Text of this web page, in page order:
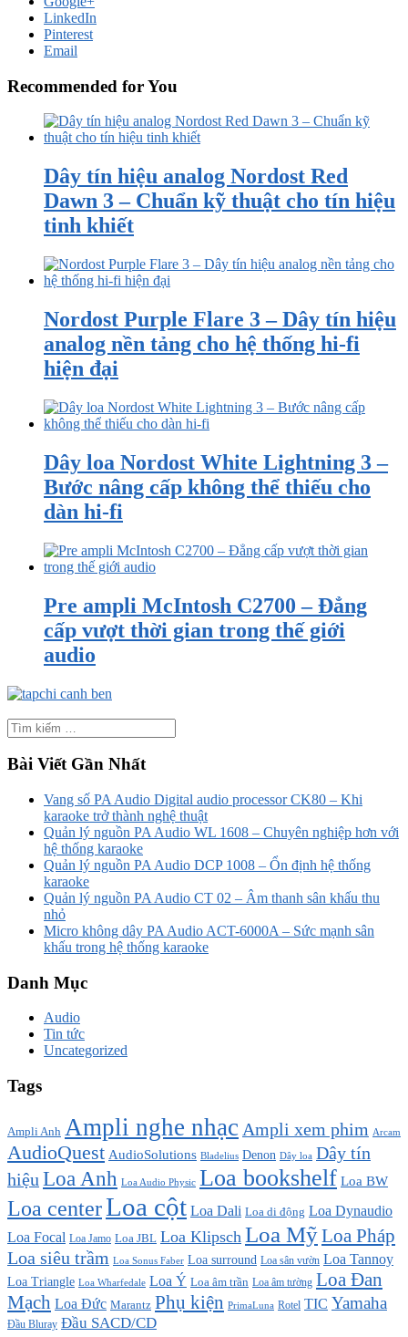
LinkedIn
Pinterest
Email
Recommended for You
Dây tín hiệu analog Nordost Red
Dawn 3 – Chuẩn kỹ thuật cho tín hiệu
tinh khiết
Nordost Purple Flare 3 – Dây tín hiệu
analog nền tảng cho hệ thống hi-fi
hiện đại
Dây loa Nordost White Lightning 3 –
Bước nâng cấp không thể thiếu cho
dàn hi-fi
Pre ampli McIntosh C2700 – Đẳng
cấp vượt thời gian trong thế giới
audio
Bài Viết Gần Nhất
Vang số PA Audio Digital audio processor CK80 – Khi
karaoke trở thành nghệ thuật
Quản lý nguồn PA Audio WL 1608 – Chuyên nghiệp hơn với
hệ thống karaoke
Quản lý nguồn PA Audio DCP 1008 – Ổn định hệ thống
karaoke
Quản lý nguồn PA Audio CT 02 – Âm thanh sân khấu thu
nhỏ
Micro không dây PA Audio ACT-6000A – Sức mạnh sân
khấu trong hệ thống karaoke
Danh Mục
Audio
Tin tức
Uncategorized
Tags
Ampli Anh Ampli nghe nhạc Ampli xem phim Arcam
AudioQuest AudioSolutions Bladelius Denon Dây loa Dây tín
hiệu Loa Anh Loa Audio Physic Loa bookshelf Loa BW
Loa centerLoa cột Loa Dali Loa di động Loa Dynaudio
Loa Focal Loa Jamo Loa JBL Loa Klipsch Loa MỹLoa Pháp
Loa siêu trầm Loa Sonus Faber Loa surround Loa sân vườn Loa Tannoy
Loa Triangle Loa Wharfedale Loa Ý Loa âm trần Loa âm tường Loa Đan
Mạch Loa Đức Marantz Phụ kiện PrimaLuna Rotel TIC Yamaha
Đầu Bluray Đầu SACD/CD